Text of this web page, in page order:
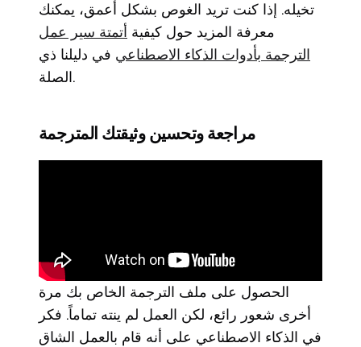
تخيله. إذا كنت تريد الغوص بشكل أعمق، يمكنك
معرفة المزيد حول كيفية أتمتة سير عمل
الترجمة بأدوات الذكاء الاصطناعي في دليلنا ذي
الصلة.
مراجعة وتحسين وثيقتك المترجمة
الحصول على ملف الترجمة الخاص بك مرة
أخرى شعور رائع، لكن العمل لم ينته تماماً. فكر
في الذكاء الاصطناعي على أنه قام بالعمل الشاق